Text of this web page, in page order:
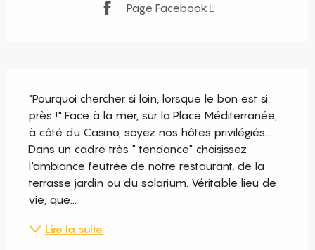
Page Facebook
"Pourquoi chercher si loin, lorsque le bon est si
près !" Face à la mer, sur la Place Méditerranée,
à côté du Casino, soyez nos hôtes privilégiés...
Dans un cadre très " tendance" choisissez
l'ambiance feutrée de notre restaurant, de la
terrasse jardin ou du solarium. Véritable lieu de
vie, que...
Lire la suite